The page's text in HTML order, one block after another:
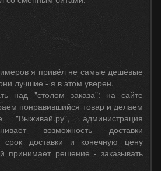
я привёл не самые дешёвые
лучшие - я в этом уверен.
над "столом заказа": на сайте
понравившийся товар и делаем
администрация
возможность доставки
срок доставки и конечную цену
принимает решение - заказывать